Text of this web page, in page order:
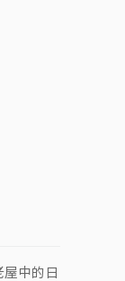
中的日